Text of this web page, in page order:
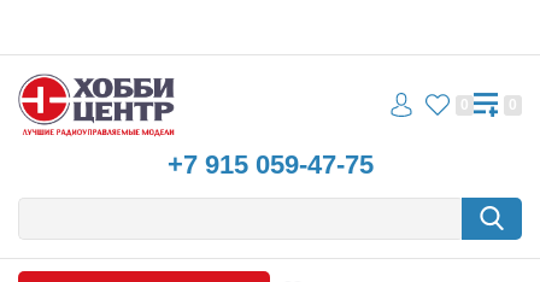
+7 915 059-47-75
0 0